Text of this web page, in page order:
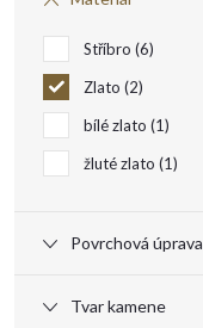
Stříbro 6
Zlato 2
bílé zlato 1
žluté zlato 1
Povrchová úprava
Tvar kamene